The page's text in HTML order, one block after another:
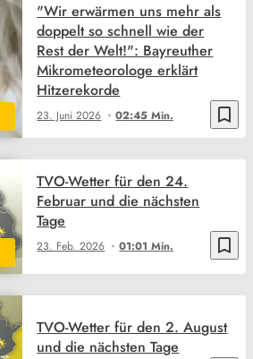
bookmark_border
23. Juni 2026 02:45 Min.
"Wir erwärmen uns mehr als
doppelt so schnell wie der
Rest der Welt!": Bayreuther
Mikrometeorologe erklärt
Hitzerekorde
bookmark_border
23. Feb. 2026 01:01 Min.
TVO-Wetter für den 24.
Februar und die nächsten
Tage
TVO-Wetter für den 2. August
und die nächsten Tage